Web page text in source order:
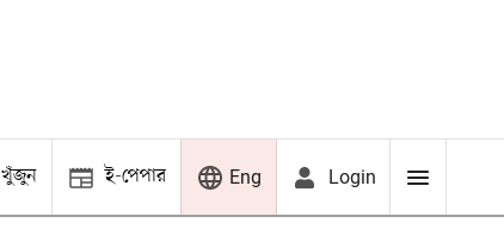
খুঁজুন ই-পেপার Eng Login